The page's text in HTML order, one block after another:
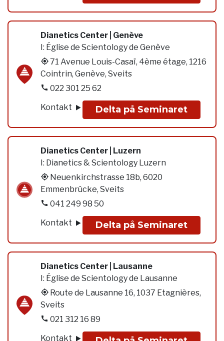
Dianetics Center | Genève
I: Église de Scientology de Genève
71 Avenue Louis-Casaï, 4ème étage, 1216
Cointrin, Genève, Sveits
022 301 25 62
Kontakt
Delta på Seminaret
Dianetics Center | Luzern
I: Dianetics & Scientology Luzern
Neuenkirchstrasse 18b, 6020
Emmenbrücke, Sveits
041 249 98 50
Kontakt
Delta på Seminaret
Dianetics Center | Lausanne
I: Église de Scientology de Lausanne
Route de Lausanne 16, 1037 Etagnières,
Sveits
021 312 16 89
Kontakt